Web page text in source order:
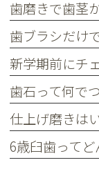
歯石って何で
仕上げ磨きは
6歳臼歯ってど